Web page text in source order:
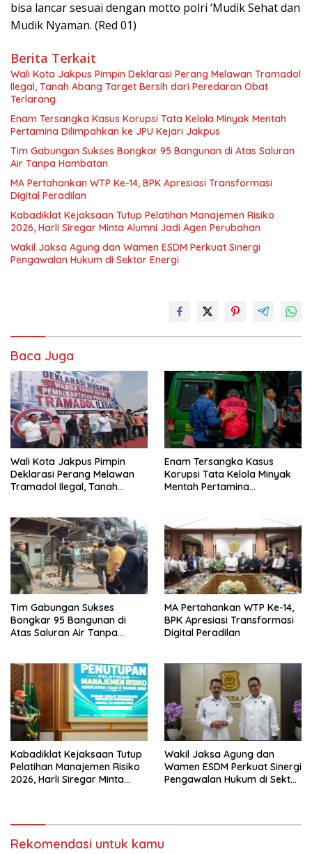
bisa lancar sesuai dengan motto polri ‘Mudik Sehat dan
Mudik Nyaman. (Red 01)
Berita Terkait
Wali Kota Jakpus Pimpin Deklarasi Perang Melawan Tramadol
Ilegal, Tanah Abang Target Bersih dari Peredaran Obat
Terlarang
Enam Tersangka Kasus Korupsi Tata Kelola Minyak Mentah
Pertamina Dilimpahkan ke JPU Kejari Jakpus
Tim Gabungan Sukses Bongkar 95 Bangunan di Atas Saluran
Air Tanpa Hambatan
MA Pertahankan WTP Ke-14, BPK Apresiasi Transformasi
Digital Peradilan
Kabadiklat Kejaksaan Tutup Pelatihan Manajemen Risiko
2026, Harli Siregar Minta Alumni Jadi Agen Perubahan
Wakil Jaksa Agung dan Wamen ESDM Perkuat Sinergi
Pengawalan Hukum di Sektor Energi
Baca Juga
Wali Kota Jakpus Pimpin
Deklarasi Perang Melawan
Tramadol Ilegal, Tanah
Enam Tersangka Kasus
Korupsi Tata Kelola Minyak
Mentah Pertamina
Tim Gabungan Sukses
Bongkar 95 Bangunan di
Atas Saluran Air Tanpa
MA Pertahankan WTP Ke-14,
BPK Apresiasi Transformasi
Digital Peradilan
Kabadiklat Kejaksaan Tutup
Pelatihan Manajemen Risiko
2026, Harli Siregar Minta
Wakil Jaksa Agung dan
Wamen ESDM Perkuat Sinergi
Pengawalan Hukum di Sektor
Rekomendasi untuk kamu